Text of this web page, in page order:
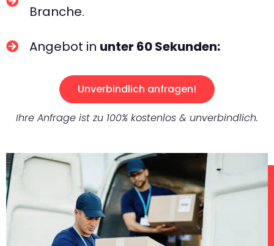
Branche.
Angebot in unter 60 Sekunden:
Unverbindlich anfragen!
Ihre Anfrage ist zu 100% kostenlos & unverbindlich.